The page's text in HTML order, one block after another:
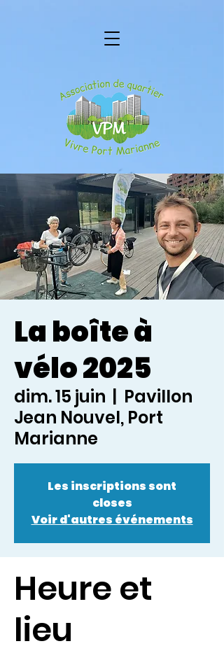
La boîte à
vélo 2025
dim. 15 juin
  |
Pavillon
Jean Nouvel, Port
Marianne
Les inscriptions sont
closes
Voir d'autres événements
Heure et
lieu